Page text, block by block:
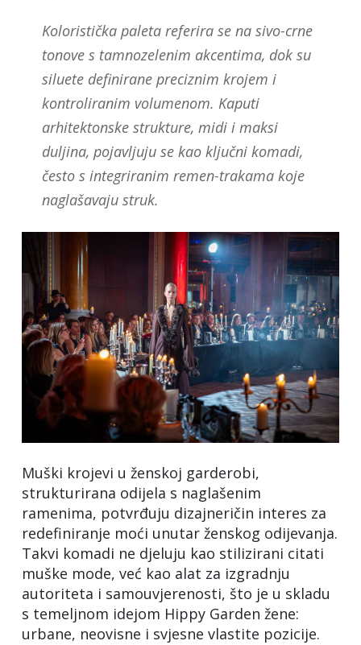
Koloristička paleta referira se na sivo-crne
tonove s tamnozelenim akcentima, dok su
siluete definirane preciznim krojem i
kontroliranim volumenom. Kaputi
arhitektonske strukture, midi i maksi
duljina, pojavljuju se kao ključni komadi,
često s integriranim remen-trakama koje
naglašavaju struk.
Muški krojevi u ženskoj garderobi,
strukturirana odijela s naglašenim
ramenima, potvrđuju dizajneričin interes za
redefiniranje moći unutar ženskog odijevanja.
Takvi komadi ne djeluju kao stilizirani citati
muške mode, već kao alat za izgradnju
autoriteta i samouvjerenosti, što je u skladu
s temeljnom idejom Hippy Garden žene:
urbane, neovisne i svjesne vlastite pozicije.